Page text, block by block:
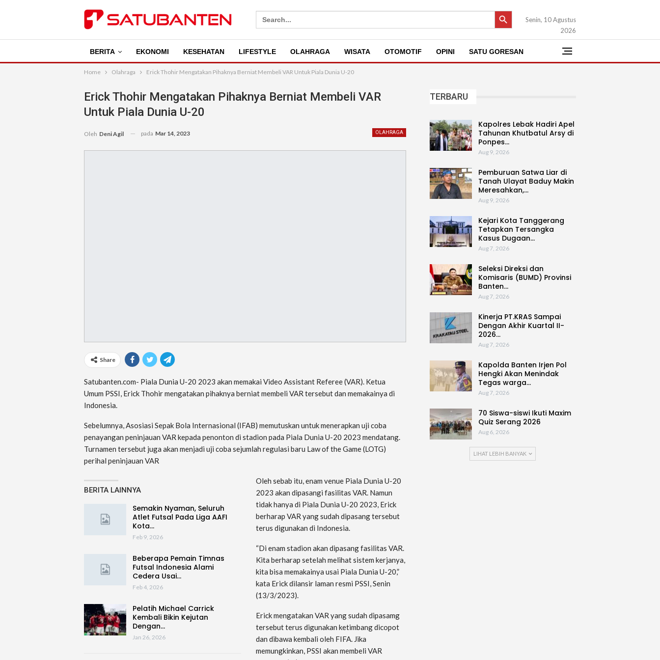
Search
for:
SEARCH BUTTON
Senin, 10 Agustus
2026
BERITA EKONOMI KESEHATAN LIFESTYLE OLAHRAGA WISATA OTOMOTIF OPINI SATU GORESAN
Home Olahraga Erick Thohir Mengatakan Pihaknya Berniat Membeli VAR Untuk Piala Dunia U-20
Erick Thohir Mengatakan Pihaknya Berniat Membeli VAR
Untuk Piala Dunia U-20
OLAHRAGA
Oleh Deni Agil pada Mar 14, 2023
Share
Satubanten.com- Piala Dunia U-20 2023 akan memakai Video Assistant Referee (VAR). Ketua
Umum PSSI, Erick Thohir mengatakan pihaknya berniat membeli VAR tersebut dan memakainya di
Indonesia.
Sebelumnya, Asosiasi Sepak Bola Internasional (IFAB) memutuskan untuk menerapkan uji coba
penayangan peninjauan VAR kepada penonton di stadion pada Piala Dunia U-20 2023 mendatang.
Turnamen tersebut juga akan menjadi uji coba sejumlah regulasi baru Law of the Game (LOTG)
perihal peninjauan VAR
BERITA LAINNYA
Semakin Nyaman, Seluruh
Atlet Futsal Pada Liga AAFI
Kota…
Feb 9, 2026
Beberapa Pemain Timnas
Futsal Indonesia Alami
Cedera Usai…
Feb 4, 2026
Pelatih Michael Carrick
Kembali Bikin Kejutan
Dengan…
Jan 26, 2026
Oleh sebab itu, enam venue Piala Dunia U-20
2023 akan dipasangi fasilitas VAR. Namun
tidak hanya di Piala Dunia U-20 2023, Erick
berharap VAR yang sudah dipasang tersebut
terus digunakan di Indonesia.
“Di enam stadion akan dipasang fasilitas VAR.
Kita berharap setelah melihat sistem kerjanya,
kita bisa memakainya usai Piala Dunia U-20,”
kata Erick dilansir laman resmi PSSI, Senin
(13/3/2023).
Erick mengatakan VAR yang sudah dipasamg
tersebut terus digunakan ketimbang dicopot
dan dibawa kembali oleh FIFA. Jika
memungkinkan, PSSI akan membeli VAR
TERBARU
Kapolres Lebak Hadiri Apel
Tahunan Khutbatul Arsy di
Ponpes…
Aug 9, 2026
Pemburuan Satwa Liar di
Tanah Ulayat Baduy Makin
Meresahkan,…
Aug 9, 2026
Kejari Kota Tanggerang
Tetapkan Tersangka
Kasus Dugaan…
Aug 7, 2026
Seleksi Direksi dan
Komisaris (BUMD) Provinsi
Banten…
Aug 7, 2026
Kinerja PT.KRAS Sampai
Dengan Akhir Kuartal II-
2026…
Aug 7, 2026
Kapolda Banten Irjen Pol
Hengki Akan Menindak
Tegas warga…
Aug 7, 2026
70 Siswa-siswi Ikuti Maxim
Quiz Serang 2026
Aug 6, 2026
LIHAT LEBIH BANYAK